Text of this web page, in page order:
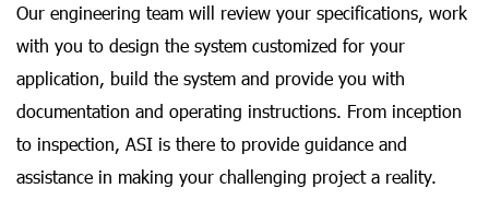
Our engineering team will review your specifications, work
with you to design the system customized for your
application, build the system and provide you with
documentation and operating instructions. From inception
to inspection, ASI is there to provide guidance and
assistance in making your challenging project a reality.